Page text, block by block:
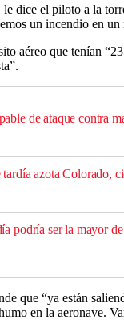
le dice el piloto a la
un incendio en un
aéreo que tenían
de ataque contra
azota Colorado,
podría ser la mayor
que “ya están
en la aeronave.